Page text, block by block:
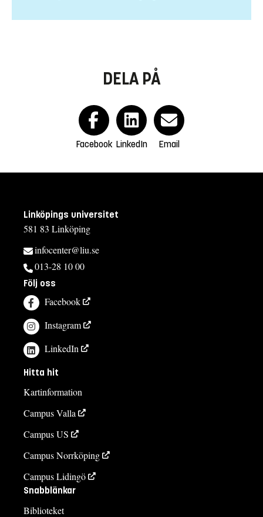
DELA PÅ
Facebook LinkedIn Email
Linköpings universitet
581 83 Linköping
infocenter@liu.se
013-28 10 00
Följ oss
Facebook
Instagram
LinkedIn
Hitta hit
Kartinformation
Campus Valla
Campus US
Campus Norrköping
Campus Lidingö
Snabblänkar
Biblioteket